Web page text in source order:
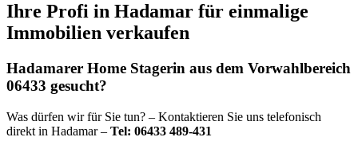
Ihre Profi in Hadamar für einmalige
Immobilien verkaufen
Hadamarer Home Stagerin aus dem Vorwahlbereich
06433 gesucht?
Was dürfen wir für Sie tun? – Kontaktieren Sie uns telefonisch
direkt in Hadamar – Tel: 06433 489-431